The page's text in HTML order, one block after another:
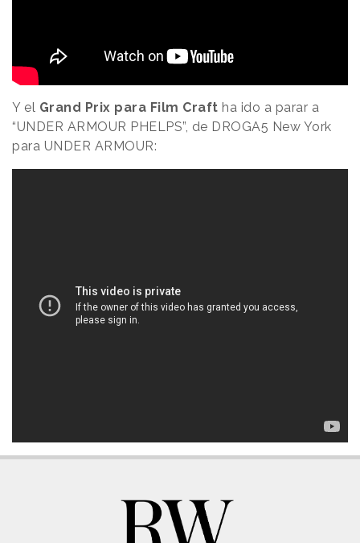
Y el Grand Prix para Film Craft ha ido a parar a
“UNDER ARMOUR PHELPS”, de DROGA5 New York
para UNDER ARMOUR: